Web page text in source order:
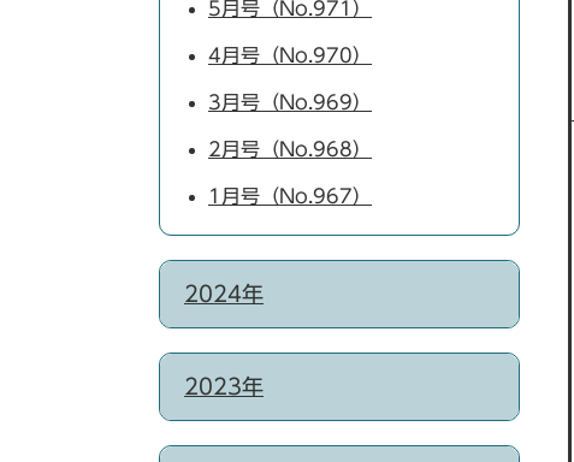
5月号（No.971）
4月号（No.970）
3月号（No.969）
2月号（No.968）
1月号（No.967）
2024年
2023年